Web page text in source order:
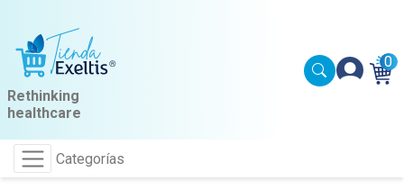
Rethinking
healthcare
0
Categorías